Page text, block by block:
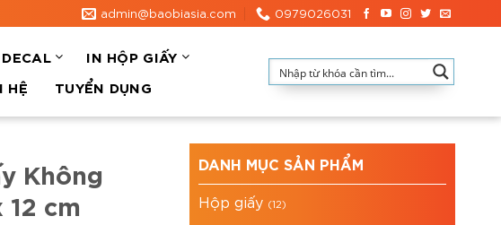
admin@baobiasia.com 0979026031
DECAL
IN HỘP GIẤY
HỆ TUYỂN DỤNG
Không
cm
DANH MỤC SẢN PHẨM
Hộp giấy (12)